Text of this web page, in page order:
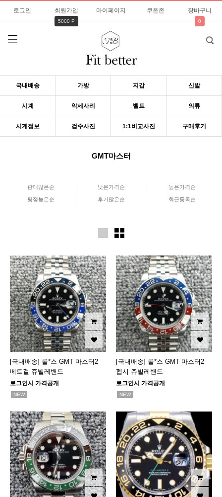
로그인 회원가입
5000 P
마이페이지 쿠폰존 장바구니
0
국내배송 가방 지갑 신발
시계 악세사리 벨트 의류
시계정보 검수사진 1:1비교사진 구매후기
GMT마스터
판매많은순 낮은가격순 높은가격순
평점높은순 후기많은순 최근등록순
[국내배송] 롤*스 GMT 마스터2
베트걸 쥬빌레밴드
로그인시 가격공개
NEW
[국내배송] 롤*스 GMT 마스터2
펩시 쥬빌레밴드
로그인시 가격공개
NEW